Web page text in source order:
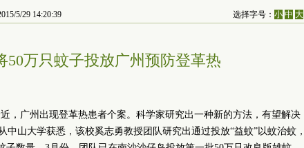
5/29 14:20:39 选择字号：小 中 大
50万只蚊子投放广州预防登革热
，广州出现登革热患者个案。科学家研究出一种新的方法，有望解决
中山大学获悉，该校奚志勇教授团队研究出通过投放“益蚊”以蚊治蚊，